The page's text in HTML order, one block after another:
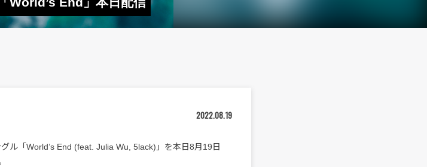
2022.08.19
ル「World’s End (feat. Julia Wu, 5lack)」を本日8月19日